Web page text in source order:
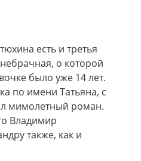
есть и третья
о которой
было уже 14 лет.
по имени Татьяна, с
мимолетный роман.
Владимир
также, как и